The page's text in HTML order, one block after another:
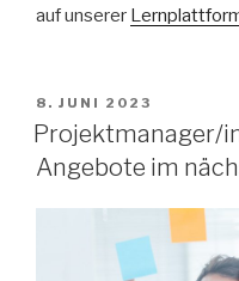
auf unserer
VERÖFFENTLICHT
AM
8. JUNI 2023
Projektmanager/
Angebote im